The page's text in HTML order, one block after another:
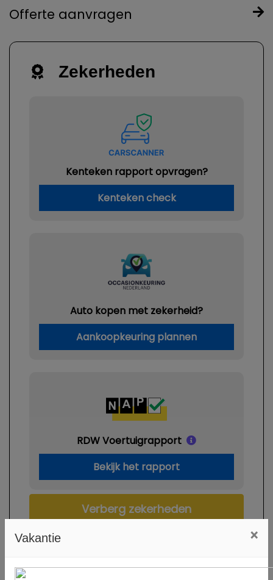
Offerte aanvragen
Zekerheden
Kenteken rapport opvragen?
Kenteken check
Auto kopen met zekerheid?
Aankoopkeuring plannen
RDW Voertuigrapport
Bekijk het rapport
Verberg zekerheden
Vakantie ×